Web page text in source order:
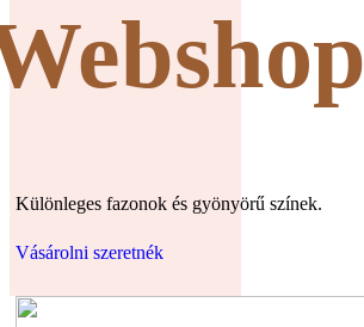
Különleges fazonok és gyönyörű színek.
Vásárolni szeretnék